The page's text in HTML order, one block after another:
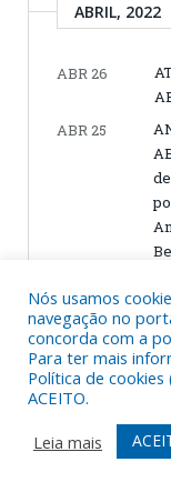
ABRIL, 2022
ABR 26
ABR 25
ABR 25
ABR 19
Nós usamos
navegação no
concorda com a
Para ter mais
Política de cookies
ACEITO.
Leia mais